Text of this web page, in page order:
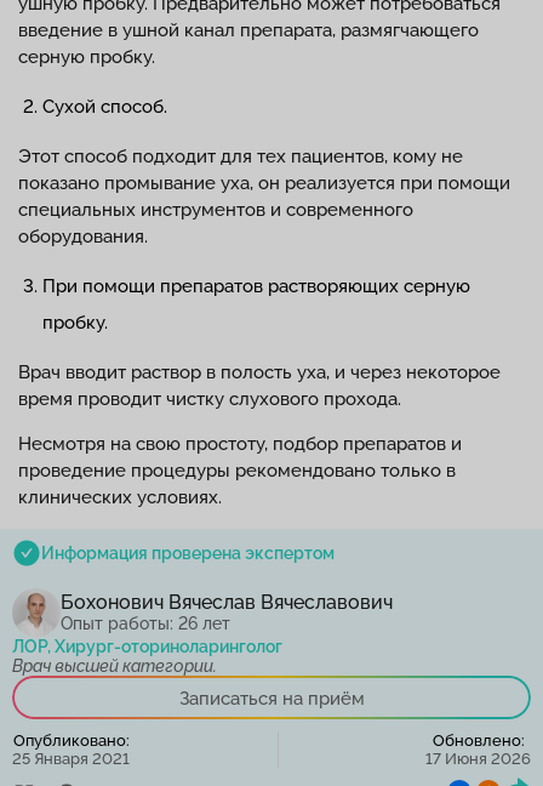
введение в ушной канал препарата, размягчающего
серную пробку.
Сухой способ.
Этот способ подходит для тех пациентов, кому не
показано промывание уха, он реализуется при помощи
специальных инструментов и современного
оборудования.
При помощи препаратов растворяющих серную
пробку.
Врач вводит раствор в полость уха, и через некоторое
время проводит чистку слухового прохода.
Несмотря на свою простоту, подбор препаратов и
проведение процедуры рекомендовано только в
клинических условиях.
Информация проверена экспертом
Бохонович Вячеслав Вячеславович
Опыт работы: 26 лет
ЛОР, Хирург-оториноларинголог
Врач высшей категории.
Записаться на приём
Опубликовано:
25 Января 2021
Обновлено:
17 Июня 2026